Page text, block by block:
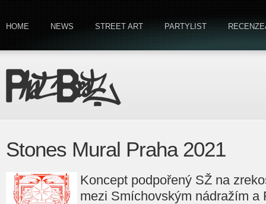
HOME NEWS STREET ART PARTYLIST
Stones Mural Praha 2021
Koncept podpořený SŽ na
mezi Smíchovským nádražím a